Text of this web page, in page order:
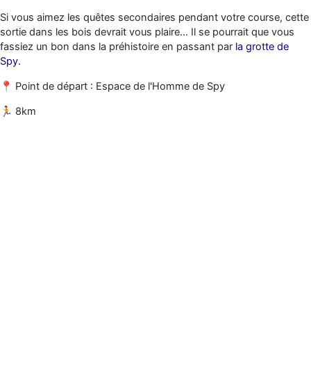
Si vous aimez les quêtes secondaires pendant votre course, cette
sortie dans les bois devrait vous plaire… Il se pourrait que vous
fassiez un bon dans la préhistoire en passant par la grotte de
Spy.
📍 Point de départ : Espace de l'Homme de Spy
🏃 8km